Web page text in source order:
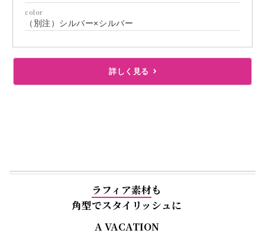
color
（別注）シルバー×シルバー
詳しく見る
ラフィア素材も
角型でスタイリッシュに
A VACATION